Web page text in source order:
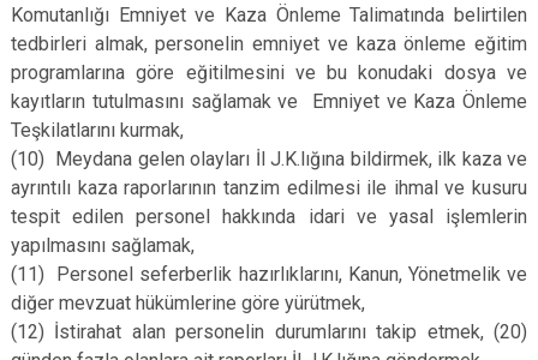
Komutanlığı Emniyet ve Kaza Önleme Talimatında belirtilen
tedbirleri almak, personelin emniyet ve kaza önleme eğitim
programlarına göre eğitilmesini ve bu konudaki dosya ve
kayıtların tutulmasını sağlamak ve Emniyet ve Kaza Önleme
Teşkilatlarını kurmak,
(10) Meydana gelen olayları İl J.K.lığına bildirmek, ilk kaza ve
ayrıntılı kaza raporlarının tanzim edilmesi ile ihmal ve kusuru
tespit edilen personel hakkında idari ve yasal işlemlerin
yapılmasını sağlamak,
(11)
Personel seferberlik hazırlıklarını, Kanun, Yönetmelik ve
diğer mevzuat hükümlerine göre yürütmek,
(12) İstirahat alan personelin durumlarını takip etmek, (20)